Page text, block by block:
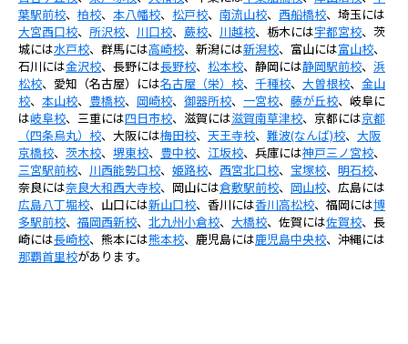
葉駅前校、 柏校、 本八幡校、 松戸校、 南流山校、 西船橋校、埼玉には
大宮西口校、 所沢校、 川口校、 蕨校、 川越校、栃木には宇都宮校、茨
城には水戸校、群馬には高崎校、新潟には新潟校、富山には富山校、
石川には金沢校、長野には長野校、 松本校、静岡には静岡駅前校、 浜
松校、愛知（名古屋）には名古屋（栄）校、 千種校、 大曽根校、 金山
校、 本山校、 豊橋校、 岡崎校、 御器所校、 一宮校、 藤が丘校、岐阜に
は岐阜校、三重には四日市校、滋賀には滋賀南草津校、京都には京都
（四条烏丸）校、大阪には梅田校、 天王寺校、 難波(なんば)校、 大阪
京橋校、 茨木校、 堺東校、 豊中校、 江坂校、兵庫には神戸三ノ宮校、
三宮駅前校、 川西能勢口校、 姫路校、 西宮北口校、 宝塚校、 明石校、
奈良には奈良大和西大寺校、岡山には倉敷駅前校、 岡山校、広島には
広島八丁堀校、山口には新山口校、香川には香川高松校、福岡には博
多駅前校、 福岡西新校、 北九州小倉校、 大橋校、佐賀には佐賀校、長
崎には長崎校、熊本には熊本校、鹿児島には鹿児島中央校、沖縄には
那覇首里校があります。